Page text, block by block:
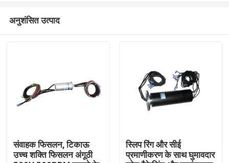
अनुशंसित उत्पाद
संवाहक फिसलन, टिकाऊ
उच्च शक्ति फिसलन अंगूठी
स्लिप रिंग और सीई
प्रमाणीकरण के साथ घुमावदार